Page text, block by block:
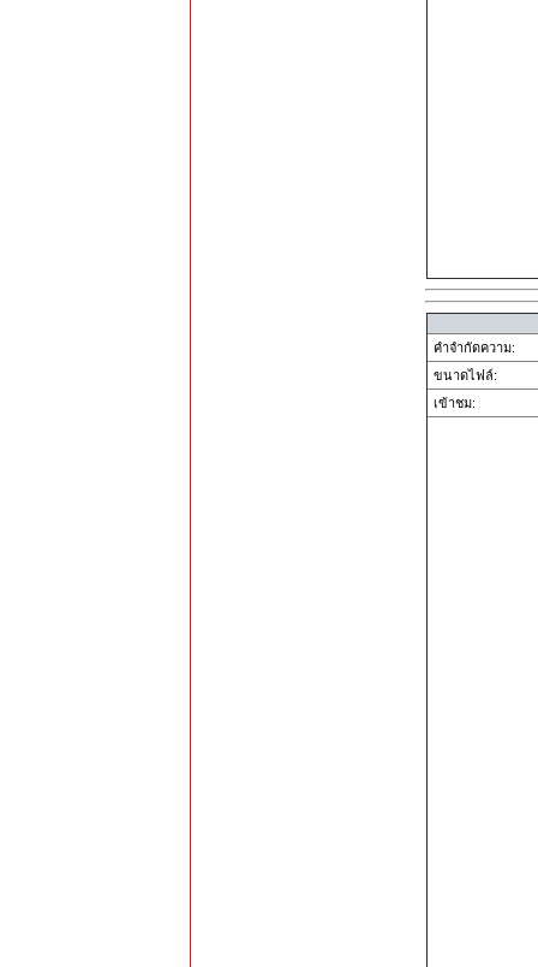
คำจำกัดความ:
ขนาดไฟล์:
เข้าชม: